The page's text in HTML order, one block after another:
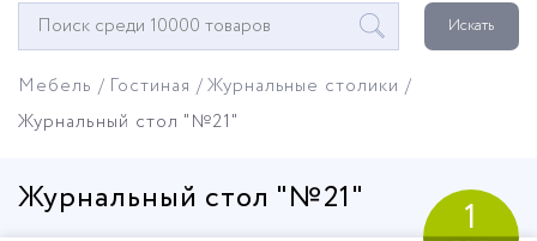
Окно
поиска
Искать
Мебель Гостиная
Журнальные столики
Журнальный стол "№21"
Журнальный стол "№21" 1